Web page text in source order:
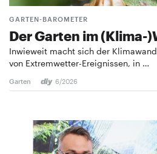
GARTEN-BAROMETER
Der Garten im (Klima-
Inwieweit macht sich der
von Extremwetter-Ereignissen, in …
Garten 6/2026